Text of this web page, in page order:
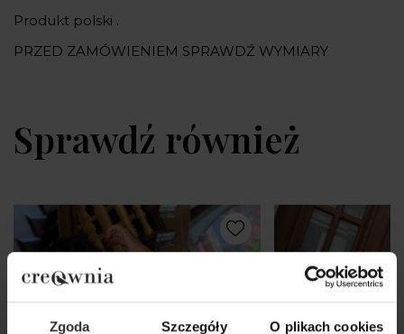
Zgoda Szczegóły O plikach cookies
Produkt polski .
PRZED ZAMÓWIENIEM SPRAWDŹ WYMIARY
Sprawdź również